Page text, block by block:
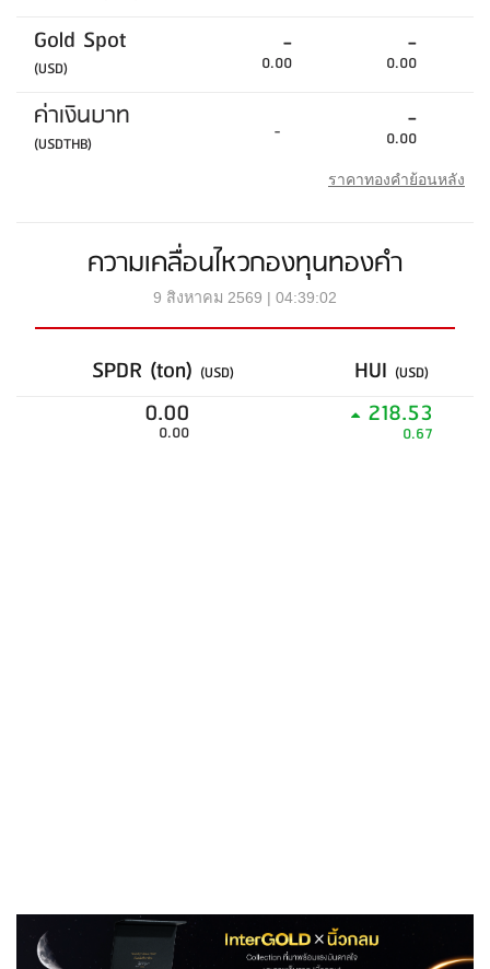
Gold Spot
(USD)
-
0.00
-
0.00
ค่าเงินบาท
(USDTHB) - -
0.00
ราคาทองคำย้อนหลัง
ความเคลื่อนไหวกองทุนทองคำ
9 สิงหาคม 2569 | 04:39:02
SPDR (ton) (USD) HUI (USD)
0.00
0.00
218.53
0.67